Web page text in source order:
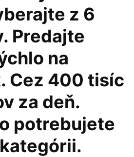
z 6
Predajte
na
Cez 400 tisíc
za deň.
potrebujete